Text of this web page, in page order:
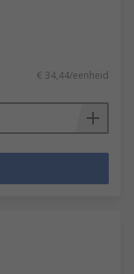
€ 34,44/eenheid